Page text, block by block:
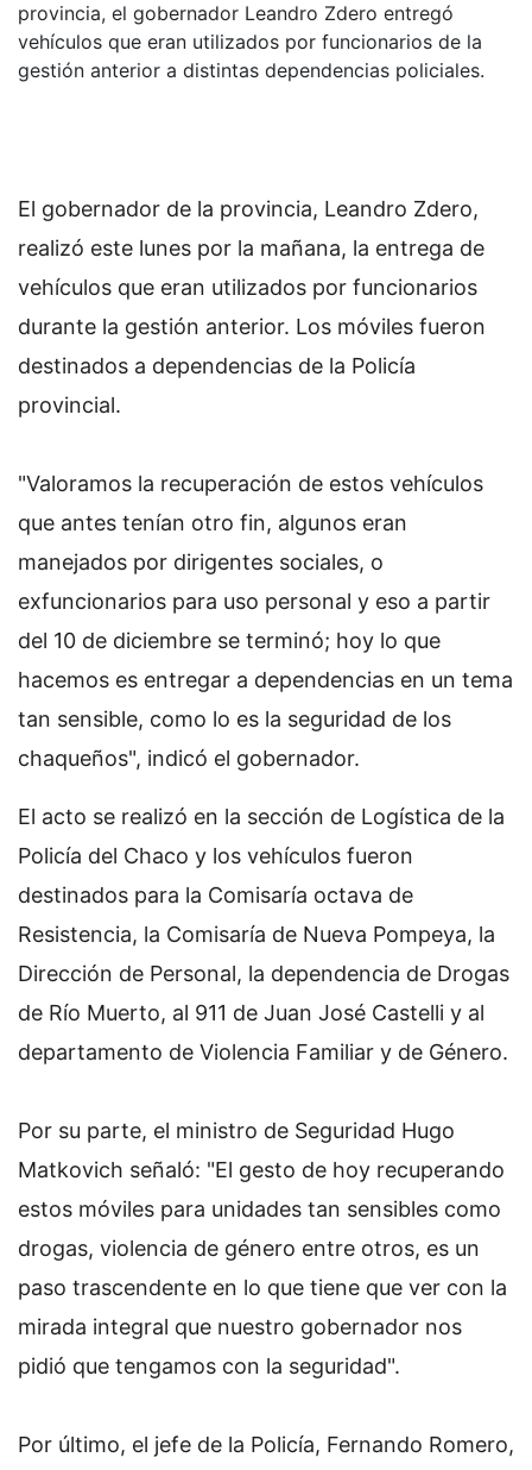
provincia, el gobernador Leandro Zdero entregó
vehículos que eran utilizados por funcionarios de la
gestión anterior a distintas dependencias policiales.
El gobernador de la provincia, Leandro Zdero,
realizó este lunes por la mañana, la entrega de
vehículos que eran utilizados por funcionarios
durante la gestión anterior. Los móviles fueron
destinados a dependencias de la Policía
provincial.
"Valoramos la recuperación de estos vehículos
que antes tenían otro fin, algunos eran
manejados por dirigentes sociales, o
exfuncionarios para uso personal y eso a partir
del 10 de diciembre se terminó; hoy lo que
hacemos es entregar a dependencias en un tema
tan sensible, como lo es la seguridad de los
chaqueños", indicó el gobernador.
El acto se realizó en la sección de Logística de la
Policía del Chaco y los vehículos fueron
destinados para la Comisaría octava de
Resistencia, la Comisaría de Nueva Pompeya, la
Dirección de Personal, la dependencia de Drogas
de Río Muerto, al 911 de Juan José Castelli y al
departamento de Violencia Familiar y de Género.
Por su parte, el ministro de Seguridad Hugo
Matkovich señaló: "El gesto de hoy recuperando
estos móviles para unidades tan sensibles como
drogas, violencia de género entre otros, es un
paso trascendente en lo que tiene que ver con la
mirada integral que nuestro gobernador nos
pidió que tengamos con la seguridad".
Por último, el jefe de la Policía, Fernando Romero,